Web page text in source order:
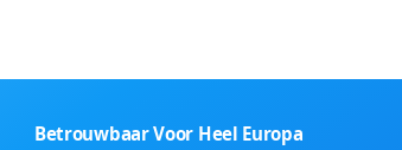
Betrouwbaar Voor Heel Europa